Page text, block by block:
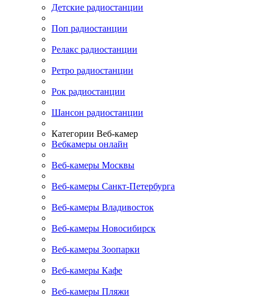
Детские радиостанции
Поп радиостанции
Релакс радиостанции
Ретро радиостанции
Рок радиостанции
Шансон радиостанции
Категории Веб-камер
Вебкамеры онлайн
Веб-камеры Москвы
Веб-камеры Санкт-Петербурга
Веб-камеры Владивосток
Веб-камеры Новосибирск
Веб-камеры Зоопарки
Веб-камеры Кафе
Веб-камеры Пляжи